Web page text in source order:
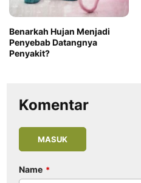
Benarkah Hujan Menjadi
Penyebab Datangnya
Penyakit?
Komentar
MASUK
Name